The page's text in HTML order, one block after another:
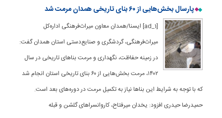
پارسال بخش‌هایی از ۶۰ بنای تاریخی همدان مرمت شد
[ad_1] ایسنا/همدان معاون میراث‌فرهنگی اداره‌کل
میراث‌فرهنگی، گردشگری و صنایع‌دستی استان همدان گفت:
در زمینه حفاظت، نگهداری و مرمت بناهای تاریخی در سال
۱۴۰۲، مرمت بخش‌هایی از ۶۰ بنای تاریخی استان انجام شد
که با توجه به شرایط این بناها نیاز به تکمیل مرمت در دوره‌های بعد است.
حمیدرضا حیدری افزود: یخدان میرفتاح، کاروانسراهای گلشن و قبله